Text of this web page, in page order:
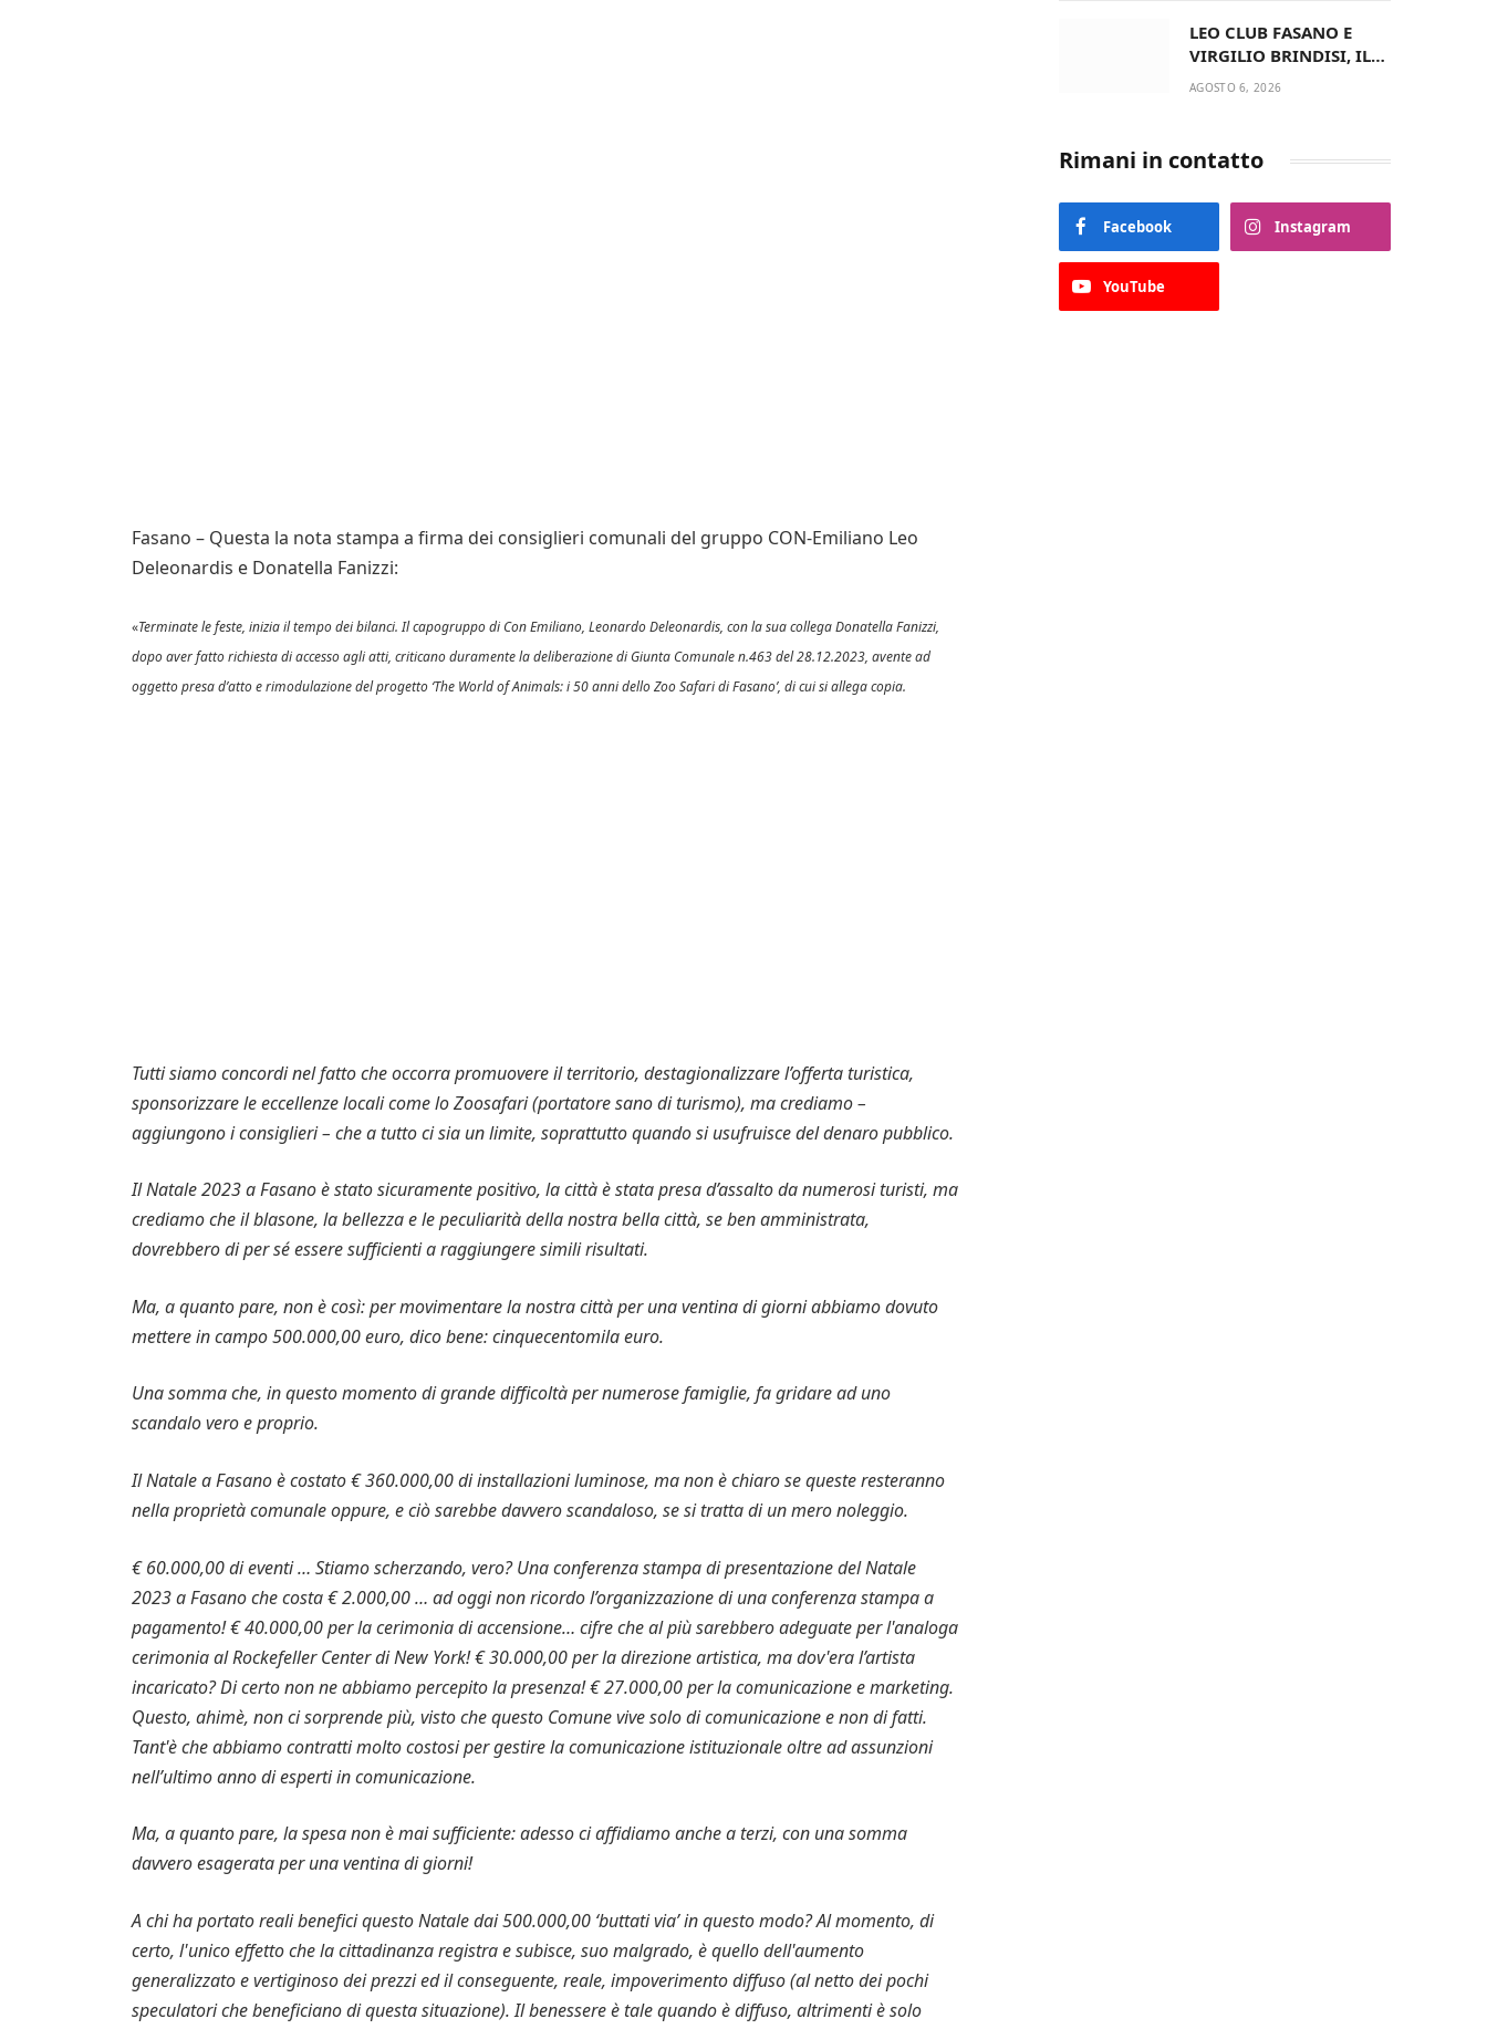
Fasano – Questa la nota stampa a firma dei consiglieri comunali del gruppo CON-Emiliano Leo
Deleonardis e Donatella Fanizzi:
«Terminate le feste, inizia il tempo dei bilanci. Il capogruppo di Con Emiliano, Leonardo Deleonardis, con la sua collega Donatella Fanizzi,
dopo aver fatto richiesta di accesso agli atti, criticano duramente la deliberazione di Giunta Comunale n.463 del 28.12.2023, avente ad
oggetto presa d’atto e rimodulazione del progetto ‘The World of Animals: i 50 anni dello Zoo Safari di Fasano’, di cui si allega copia.
Tutti siamo concordi nel fatto che occorra promuovere il territorio, destagionalizzare l’offerta turistica,
sponsorizzare le eccellenze locali come lo Zoosafari (portatore sano di turismo), ma crediamo –
aggiungono i consiglieri – che a tutto ci sia un limite, soprattutto quando si usufruisce del denaro pubblico.
Il Natale 2023 a Fasano è stato sicuramente positivo, la città è stata presa d’assalto da numerosi turisti, ma
crediamo che il blasone, la bellezza e le peculiarità della nostra bella città, se ben amministrata,
dovrebbero di per sé essere sufficienti a raggiungere simili risultati.
Ma, a quanto pare, non è così: per movimentare la nostra città per una ventina di giorni abbiamo dovuto
mettere in campo 500.000,00 euro, dico bene: cinquecentomila euro.
Una somma che, in questo momento di grande difficoltà per numerose famiglie, fa gridare ad uno
scandalo vero e proprio.
Il Natale a Fasano è costato € 360.000,00 di installazioni luminose, ma non è chiaro se queste resteranno
nella proprietà comunale oppure, e ciò sarebbe davvero scandaloso, se si tratta di un mero noleggio.
€ 60.000,00 di eventi … Stiamo scherzando, vero? Una conferenza stampa di presentazione del Natale
2023 a Fasano che costa € 2.000,00 … ad oggi non ricordo l’organizzazione di una conferenza stampa a
pagamento! € 40.000,00 per la cerimonia di accensione… cifre che al più sarebbero adeguate per l'analoga
cerimonia al Rockefeller Center di New York! € 30.000,00 per la direzione artistica, ma dov'era l’artista
incaricato? Di certo non ne abbiamo percepito la presenza! € 27.000,00 per la comunicazione e marketing.
Questo, ahimè, non ci sorprende più, visto che questo Comune vive solo di comunicazione e non di fatti.
Tant'è che abbiamo contratti molto costosi per gestire la comunicazione istituzionale oltre ad assunzioni
nell’ultimo anno di esperti in comunicazione.
Ma, a quanto pare, la spesa non è mai sufficiente: adesso ci affidiamo anche a terzi, con una somma
davvero esagerata per una ventina di giorni!
A chi ha portato reali benefici questo Natale dai 500.000,00 ‘buttati via’ in questo modo? Al momento, di
certo, l'unico effetto che la cittadinanza registra e subisce, suo malgrado, è quello dell'aumento
generalizzato e vertiginoso dei prezzi ed il conseguente, reale, impoverimento diffuso (al netto dei pochi
speculatori che beneficiano di questa situazione). Il benessere è tale quando è diffuso, altrimenti è solo
LEO CLUB FASANO E
VIRGILIO BRINDISI, IL
PASSAGGIO DELLE
AGOSTO 6, 2026
Rimani in contatto
Facebook Instagram
YouTube